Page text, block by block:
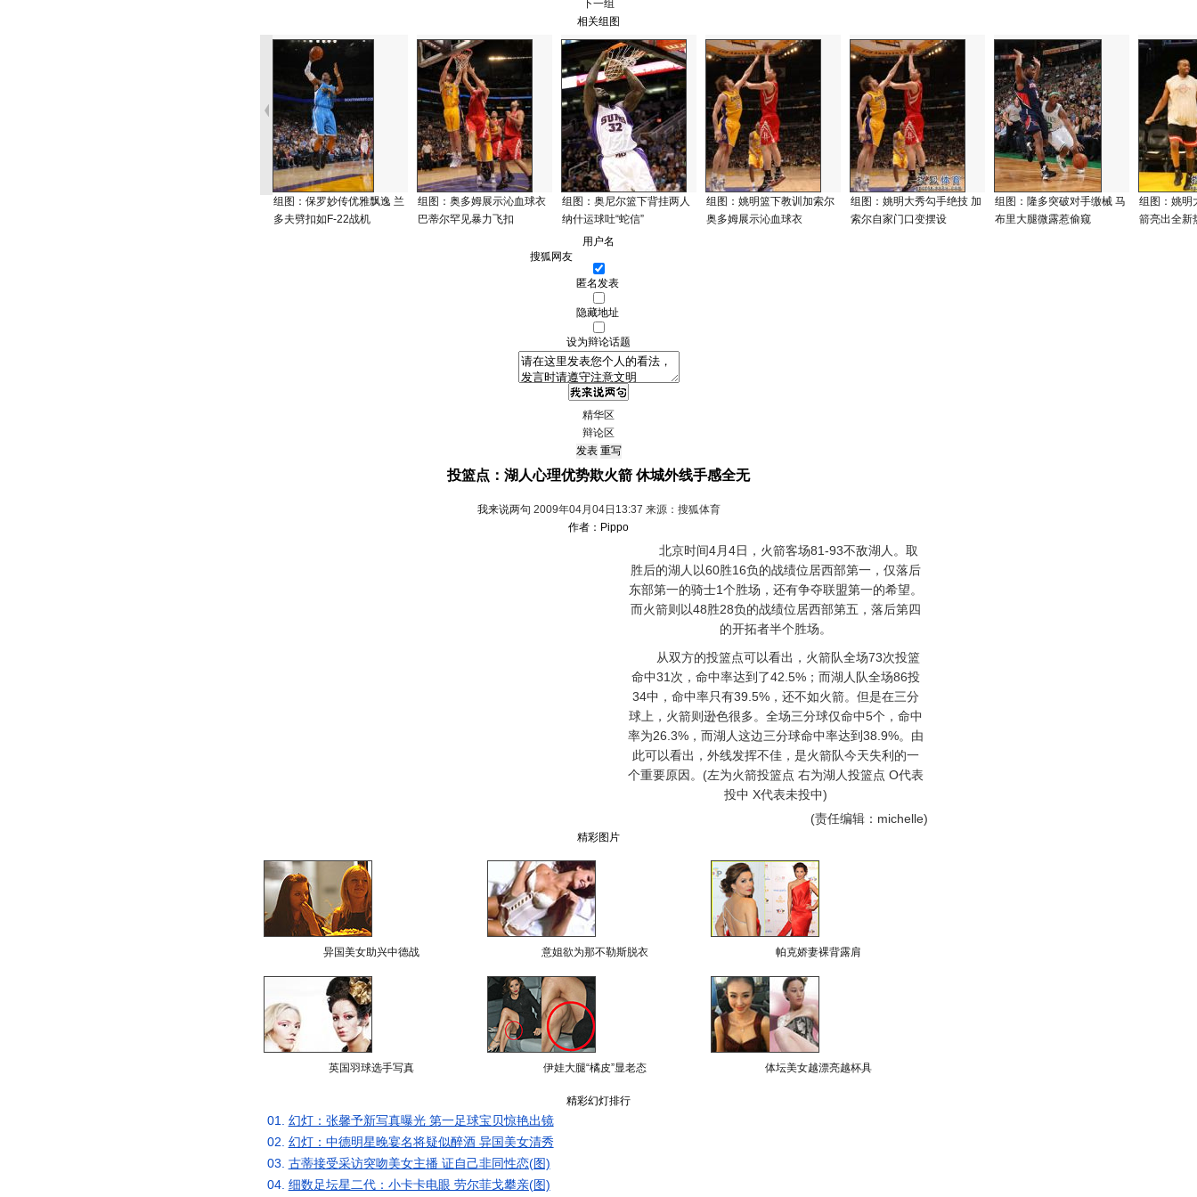
下一组
相关组图
组图：保罗妙传优雅飘逸 兰
多夫劈扣如F-22战机
组图：奥多姆展示沁血球衣
巴蒂尔罕见暴力飞扣
组图：奥尼尔篮下背挂两人
纳什运球吐“蛇信”
组图：姚明篮下教训加索尔
奥多姆展示沁血球衣
组图：姚明大秀勾手绝技 加
索尔自家门口变摆设
组图：隆多突破对手缴械 马
布里大腿微露惹偷窥
组图：姚明
箭亮出全新
用户名
匿名发表
隐藏地址
设为辩论话题
精华区
辩论区
投篮点：湖人心理优势欺火箭 休城外线手感全无
我来说两句 2009年04月04日13:37 来源：搜狐体育
作者：Pippo
北京时间4月4日，火箭客场81-93不敌湖人。取
胜后的湖人以60胜16负的战绩位居西部第一，仅落后
东部第一的骑士1个胜场，还有争夺联盟第一的希望。
而火箭则以48胜28负的战绩位居西部第五，落后第四
的开拓者半个胜场。
从双方的投篮点可以看出，火箭队全场73次投篮
命中31次，命中率达到了42.5%；而湖人队全场86投
34中，命中率只有39.5%，还不如火箭。但是在三分
球上，火箭则逊色很多。全场三分球仅命中5个，命中
率为26.3%，而湖人这边三分球命中率达到38.9%。由
此可以看出，外线发挥不佳，是火箭队今天失利的一
个重要原因。(左为火箭投篮点 右为湖人投篮点 O代表
投中 X代表未投中)
(责任编辑：michelle)
精彩图片
异国美女助兴中德战 意姐欲为那不勒斯脱衣 帕克娇妻裸背露肩
英国羽球选手写真 伊娃大腿“橘皮”显老态 体坛美女越漂亮越杯具
精彩幻灯排行
01. 幻灯：张馨予新写真曝光 第一足球宝贝惊艳出镜
02. 幻灯：中德明星晚宴名将疑似醉酒 异国美女清秀
03. 古蒂接受采访突吻美女主播 证自己非同性恋(图)
04. 细数足坛星二代：小卡卡电眼 劳尔菲戈攀亲(图)